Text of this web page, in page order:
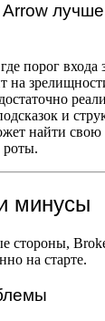
лучше
порог входа
на
и
найти свою
роты.
минусы
стороны,
на старте.